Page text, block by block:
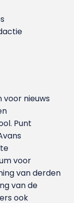
nieuws
Punt
voor
van derden
van de
ook